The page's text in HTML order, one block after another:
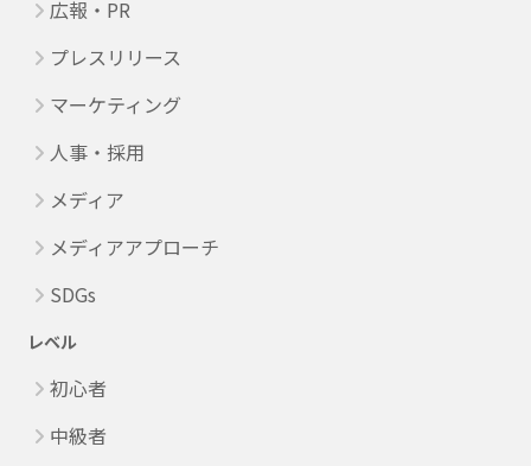
広報・PR
プレスリリース
マーケティング
人事・採用
メディア
メディアアプローチ
SDGs
レベル
初心者
中級者